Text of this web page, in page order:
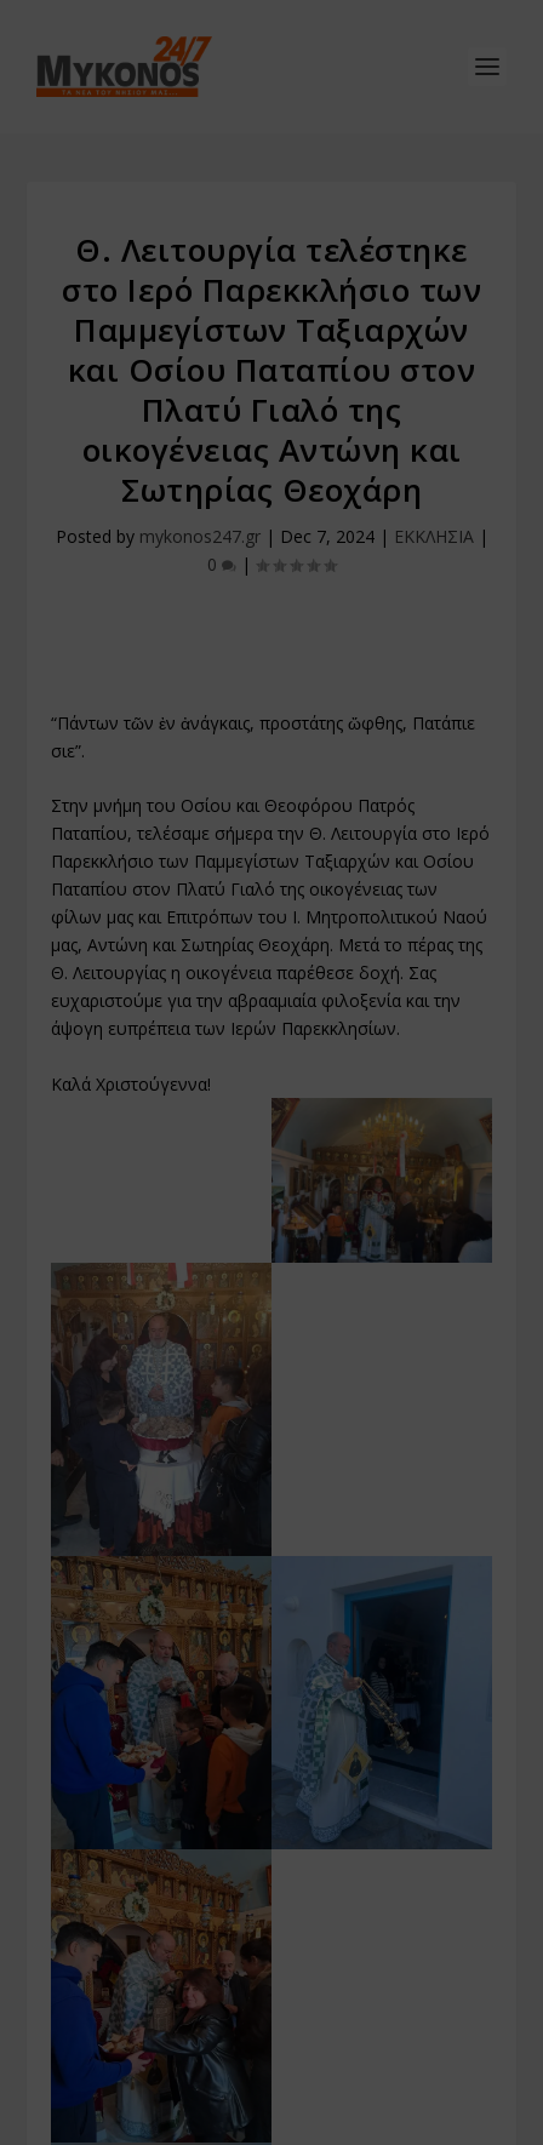
Θ. Λειτουργία τελέστηκε
στο Ιερό Παρεκκλήσιο των
Παμμεγίστων Ταξιαρχών
και Οσίου Παταπίου στον
Πλατύ Γιαλό της
οικογένειας Αντώνη και
Σωτηρίας Θεοχάρη
Posted by mykonos247.gr| Dec 7, 2024| ΕΚΚΛΗΣΙΑ|
0
|
“Πάντων τῶν ἐν ἀνάγκαις, προστάτης ὤφθης, Πατάπιε
Ὅσιε”.
Στην μνήμη του Οσίου και Θεοφόρου Πατρός
Παταπίου, τελέσαμε σήμερα την Θ. Λειτουργία στο Ιερό
Παρεκκλήσιο των Παμμεγίστων Ταξιαρχών και Οσίου
Παταπίου στον Πλατύ Γιαλό της οικογένειας των
φίλων μας και Επιτρόπων του Ι. Μητροπολιτικού Ναού
μας, Αντώνη και Σωτηρίας Θεοχάρη. Μετά το πέρας της
Θ. Λειτουργίας η οικογένεια παρέθεσε δοχή. Σας
ευχαριστούμε για την αβρααμιαία φιλοξενία και την
άψογη ευπρέπεια των Ιερών Παρεκκλησίων.
Καλά Χριστούγεννα!